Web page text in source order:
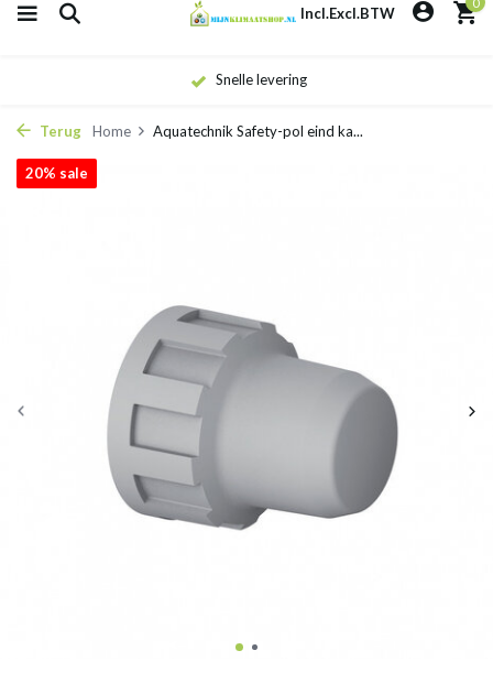
Incl.Excl.BTW
Snelle levering
Terug Home Aquatechnik Safety-pol eind ka...
20% sale